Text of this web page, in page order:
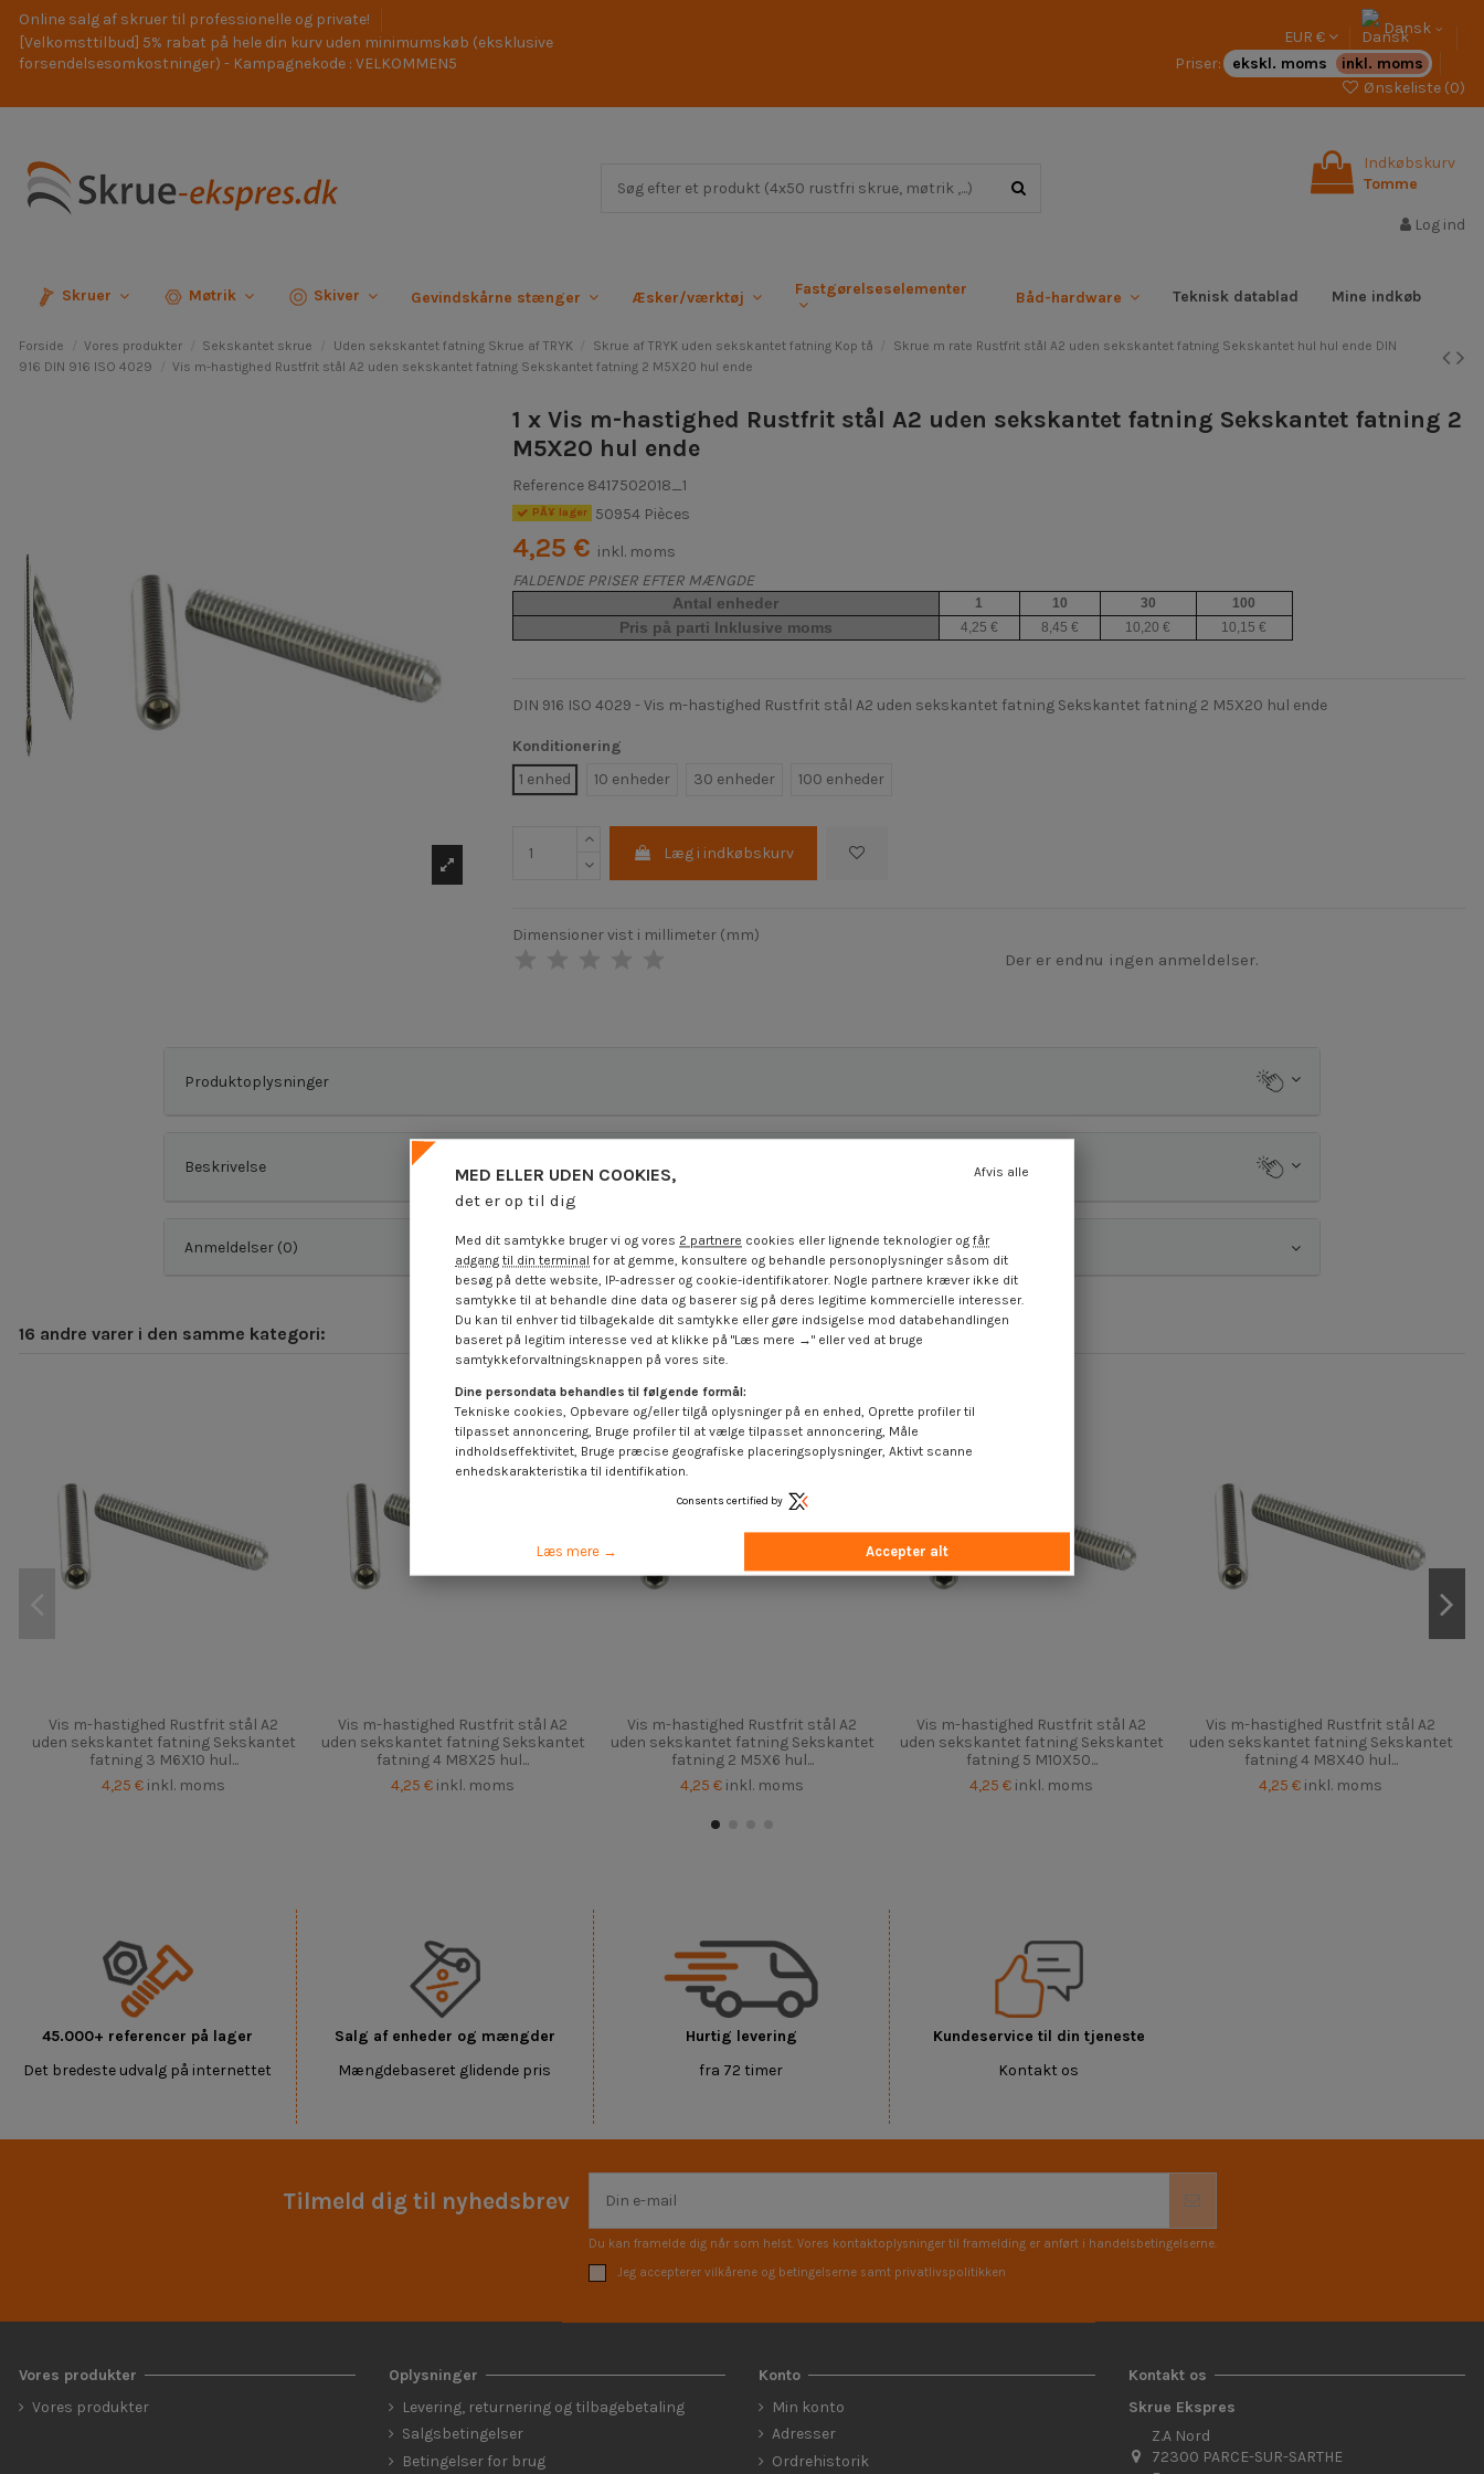
Online salg af skruer til professionelle og private!
[Velkomsttilbud] 5% rabat på hele din kurv uden minimumskøb (eksklusive
forsendelsesomkostninger) - Kampagnekode : VELKOMMEN5
EUR €
Dansk
Priser:
ekskl. moms
inkl. moms
Ønskeliste (0)
Indkøbskurv
Tomme
Log ind
Skruer Møtrik Skiver Gevindskårne stænger Æsker/værktøj Fastgørelseselementer Båd-hardware Teknisk datablad Mine indkøb
Forside Vores produkter Sekskantet skrue Uden sekskantet fatning Skrue af TRYK Skrue af TRYK uden sekskantet fatning Kop tå
Skrue m rate Rustfrit stål A2 uden sekskantet fatning Sekskantet hul hul ende DIN
916 DIN 916 ISO 4029
Vis m-hastighed Rustfrit stål A2 uden sekskantet fatning Sekskantet fatning 2 M5X20 hul ende
1 x Vis m-hastighed Rustfrit stål A2 uden sekskantet fatning Sekskantet fatning 2
M5X20 hul ende
Reference 8417502018_1
PÃ¥ lager 50954 Pièces
4,25 € inkl. moms
FALDENDE PRISER EFTER MÆNGDE
Antal enheder 1 10 30 100
Pris på parti Inklusive moms 4,25 € 8,45 € 10,20 € 10,15 €
DIN 916 ISO 4029 - Vis m-hastighed Rustfrit stål A2 uden sekskantet fatning Sekskantet fatning 2 M5X20 hul ende
Konditionering
1 enhed
10 enheder 30 enheder 100 enheder
Læg i indkøbskurv
Dimensioner vist i millimeter (mm)
Der er endnu ingen anmeldelser.
Produktoplysninger
Beskrivelse
Anmeldelser (0)
16 andre varer i den samme kategori:
Vis m-hastighed Rustfrit stål A2
uden sekskantet fatning Sekskantet
fatning 3 M6X10 hul...
4,25 € inkl. moms
Vis m-hastighed Rustfrit stål A2
uden sekskantet fatning Sekskantet
fatning 4 M8X25 hul...
4,25 € inkl. moms
Vis m-hastighed Rustfrit stål A2
uden sekskantet fatning Sekskantet
fatning 2 M5X6 hul...
4,25 € inkl. moms
Vis m-hastighed Rustfrit stål A2
uden sekskantet fatning Sekskantet
fatning 5 M10X50...
4,25 € inkl. moms
Vis m-hastighed Rustfrit stål A2
uden sekskantet fatning Sekskantet
fatning 4 M8X40 hul...
4,25 € inkl. moms
45.000+ referencer på lager
Det bredeste udvalg på internettet
Salg af enheder og mængder
Mængdebaseret glidende pris
Hurtig levering
fra 72 timer
Kundeservice til din tjeneste
Kontakt os
Tilmeld dig til nyhedsbrev
Du kan framelde dig når som helst. Vores kontaktoplysninger til framelding er anført i handelsbetingelserne.
Jeg accepterer vilkårene og betingelserne samt privatlivspolitikken
Vores produkter
Vores produkter
Oplysninger
Levering, returnering og tilbagebetaling
Salgsbetingelser
Betingelser for brug
Konto
Min konto
Adresser
Ordrehistorik
Kontakt os
Skrue Ekspres
Z.A Nord
72300 PARCE-SUR-SARTHE
MED ELLER UDEN COOKIES,
det er op til dig
Afvis alle
Med dit samtykke bruger vi og vores 2 partnere cookies eller lignende teknologier og får
adgang til din terminal for at gemme, konsultere og behandle personoplysninger såsom dit
besøg på dette website, IP-adresser og cookie-identifikatorer. Nogle partnere kræver ikke dit
samtykke til at behandle dine data og baserer sig på deres legitime kommercielle interesser.
Du kan til enhver tid tilbagekalde dit samtykke eller gøre indsigelse mod databehandlingen
baseret på legitim interesse ved at klikke på "Læs mere →" eller ved at bruge
samtykkeforvaltningsknappen på vores site.
Dine persondata behandles til følgende formål:
Tekniske cookies, Opbevare og/eller tilgå oplysninger på en enhed, Oprette profiler til
tilpasset annoncering, Bruge profiler til at vælge tilpasset annoncering, Måle
indholdseffektivitet, Bruge præcise geografiske placeringsoplysninger, Aktivt scanne
enhedskarakteristika til identifikation.
Consents certified by
Læs mere → Accepter alt